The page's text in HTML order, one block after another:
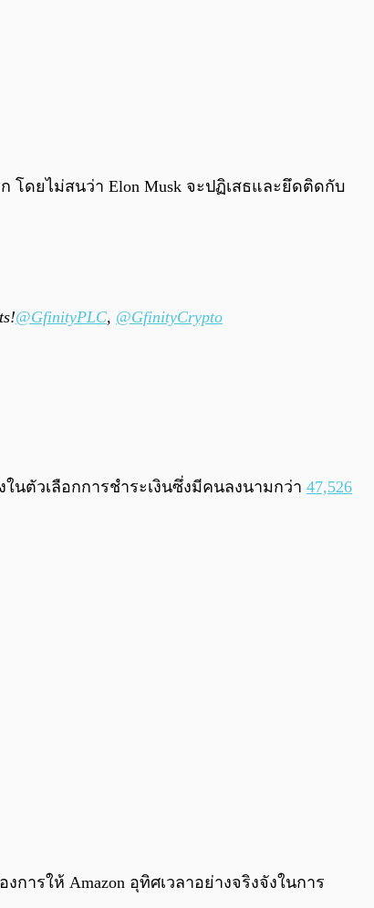
0:00
โดยไม่สนว่า Elon Musk จะปฏิเสธและยึดติดกับ
@GfinityPLC, @GfinityCrypto
ในตัวเลือกการชำระเงินซึ่งมีคนลงนามกว่า 47,526
ารให้ Amazon อุทิศเวลาอย่างจริงจังในการ